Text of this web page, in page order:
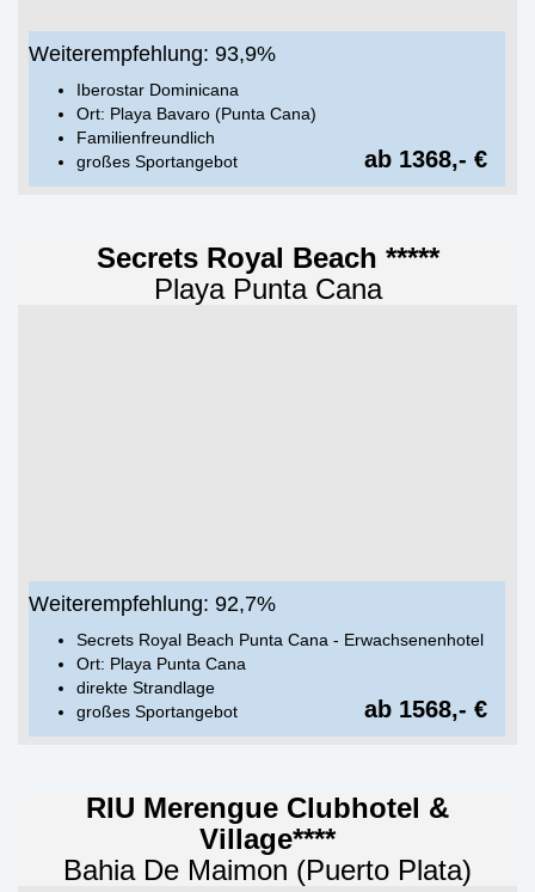
Weiterempfehlung: 93,9%
Iberostar Dominicana
Ort: Playa Bavaro (Punta Cana)
Familienfreundlich
großes Sportangebot
ab 1368,- €
Secrets Royal Beach *****
Playa Punta Cana
Weiterempfehlung: 92,7%
Secrets Royal Beach Punta Cana - Erwachsenenhotel
Ort: Playa Punta Cana
direkte Strandlage
großes Sportangebot
ab 1568,- €
RIU Merengue Clubhotel &
Village****
Bahia De Maimon (Puerto Plata)